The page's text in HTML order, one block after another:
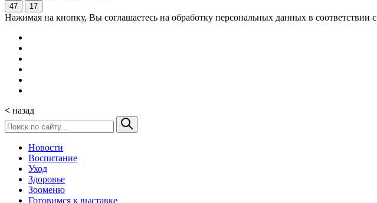
47 17
Нажимая на кнопку, Вы соглашаетесь на обработку персональных данных в соответствии с
< назад
Новости
Воспитание
Уход
Здоровье
Зооменю
Готовимся к выставке